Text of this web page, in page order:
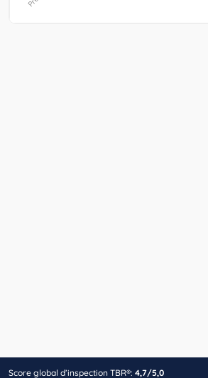
Score global d’inspection TBR®: 4,7/5,0